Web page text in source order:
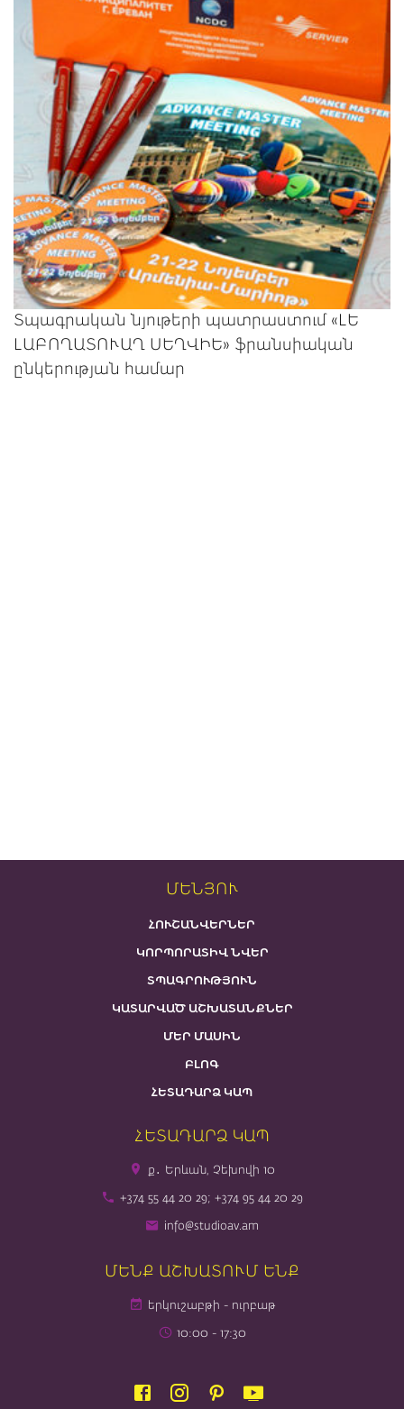
Տպագրական նյութերի պատրաստում «ԼԵ
ԼԱԲՈՂԱՏՈՒԱՂ ՍԵՂՎԻԵ» ֆրանսիական
ընկերության համար
ՄԵՆՅՈՒ
ՀՈՒՇԱՆՎԵՐՆԵՐ
ԿՈՐՊՈՐԱՏԻՎ ՆՎԵՐ
ՏՊԱԳՐՈՒԹՅՈՒՆ
ԿԱՏԱՐՎԱԾ ԱՇԽԱՏԱՆՔՆԵՐ
ՄԵՐ ՄԱՍԻՆ
ԲԼՈԳ
ՀԵՏԱԴԱՐՁ ԿԱՊ
ՀԵՏԱԴԱՐՁ ԿԱՊ
ք․ Երևան, Չեխովի 10
+374 55 44 20 29; +374 95 44 20 29
info@studioav.am
ՄԵՆՔ ԱՇԽԱՏՈՒՄ ԵՆՔ
երկուշաբթի - ուրբաթ
10։00 - 17։30